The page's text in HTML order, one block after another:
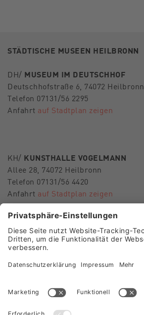
STÄDTISCHE MUSEEN HEILBRONN
DH/ MUSEUM IM DEUTSCHHOF
Deutschhofstraße 6, 74072 Heilbronn
Telefon 07131/56 2295
Anfahrt auf Stadtplan zeigen
KH/ KUNSTHALLE VOGELMANN
Allee 28, 74072 Heilbronn
Telefon 07131/56 4420
Anfahrt auf Stadtplan zeigen
E-Mailmuseen-hn@heilbronn.de
FOLGEN SIE UNS
Besuch Museum im Deutschhof